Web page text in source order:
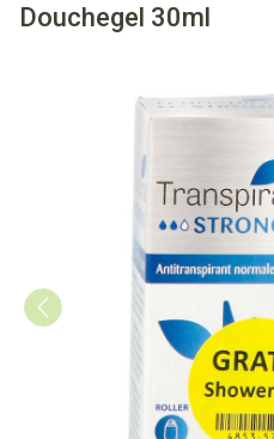
Douchegel 30ml